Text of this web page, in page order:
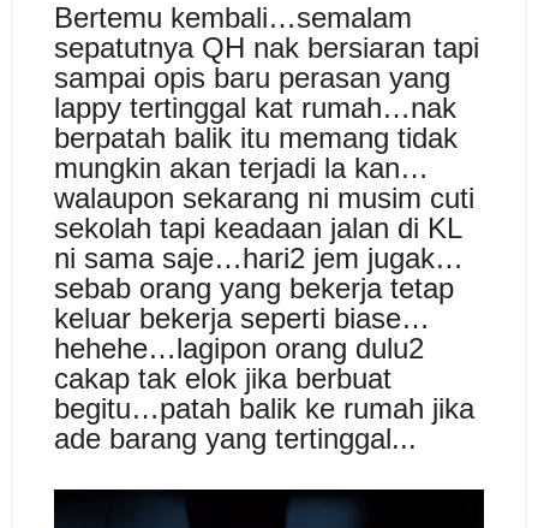
Bertemu kembali…semalam
sepatutnya QH nak bersiaran tapi
sampai opis baru perasan yang
lappy tertinggal kat rumah…nak
berpatah balik itu memang tidak
mungkin akan terjadi la kan…
walaupon sekarang ni musim cuti
sekolah tapi keadaan jalan di KL
ni sama saje…hari2 jem jugak…
sebab orang yang bekerja tetap
keluar bekerja seperti biase…
hehehe…lagipon orang dulu2
cakap tak elok jika berbuat
begitu…patah balik ke rumah jika
ade barang yang tertinggal...